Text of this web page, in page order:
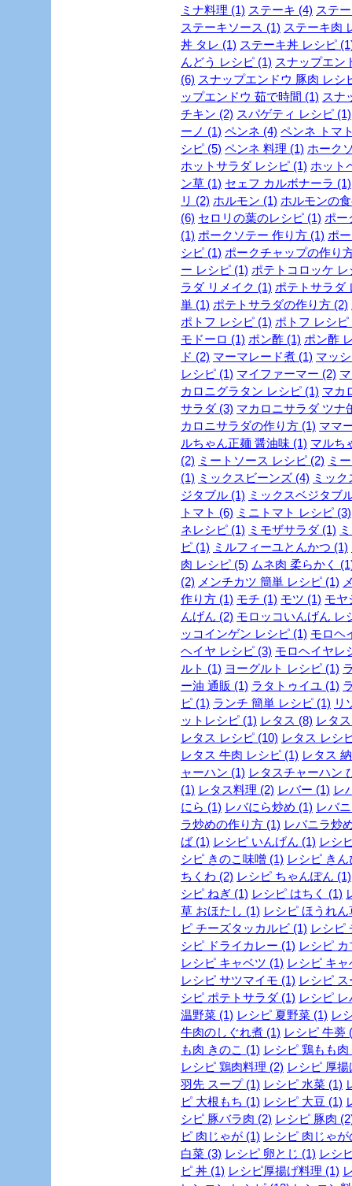
ミナ料理 (1) ステーキ (4) ステ
ステーキソース (1) ステーキ肉
丼 タレ (1) ステーキ丼 レシピ
んどう レシピ (1) スナップエン
(6) スナップエンドウ 豚肉 レシ
ップエンドウ 茹で時間 (1) スナ
チキン (2) スパゲティ レシピ (1)
ーノ (1) ペンネ (4) ペンネ トマ
シピ (5) ペンネ 料理 (1) ホーク
ホットサラダ レシピ (1) ホット
ン草 (1) セェフ カルボナーラ (1)
リ (2) ホルモン (1) ホルモンの
(6) セロリの葉のレシピ (1) ポー
(1) ポークソテー 作り方 (1) ポ
シピ (1) ポークチャップの作り
ー レシピ (1) ポテトコロッケ レ
ラダ リメイク (1) ポテトサラダ
単 (1) ポテトサラダの作り方 (2)
ポトフ レシピ (1) ポトフ レシ
モドーロ (1) ポン酢 (1) ポン酢
ド (2) マーマレード煮 (1) マッ
レシピ (1) マイファーマー (2)
カロニグラタン レシピ (1) マカ
サラダ (3) マカロニサラダ ツナ
カロニサラダの作り方 (1) ママ
ルちゃん正麺 醤油味 (1) マルち
(2) ミートソース レシピ (2) ミ
(1) ミックスビーンズ (4) ミッ
ジタブル (1) ミックスベジタブ
トマト (6) ミニトマト レシピ (3)
ネレシピ (1) ミモザサラダ (1)
ピ (1) ミルフィーユとんかつ (1)
肉 レシピ (5) ムネ肉 柔らかく
(2) メンチカツ 簡単 レシピ (1)
作り方 (1) モチ (1) モツ (1) モヤ
んげん (2) モロッコいんげん レ
ッコインゲン レシピ (1) モロヘ
ヘイヤ レシピ (3) モロヘイヤレ
ルト (1) ヨーグルト レシピ (1)
ー油 通販 (1) ラタトゥイユ (1)
ピ (1) ランチ 簡単 レシピ (1) リ
ットレシピ (1) レタス (8) レタ
レタス レシピ (10) レタス レシ
レタス 牛肉 レシピ (1) レタス
ャーハン (1) レタスチャーハン
(1) レタス料理 (2) レバー (1) レ
にら (1) レバにら炒め (1) レバ
ラ炒めの作り方 (1) レバニラ炒
ば (1) レシピ いんげん (1) レシ
シピ きのこ味噌 (1) レシピ き
ちくわ (2) レシピ ちゃんぽん (1)
シピ ねぎ (1) レシピ はちく (1)
草 おほたし (1) レシピ ほうれ
ピ チーズタッカルビ (1) レシピ
シピ ドライカレー (1) レシピ
レシピ キャベツ (1) レシピ キ
レシピ サツマイモ (1) レシピ
シピ ポテトサラダ (1) レシピ
温野菜 (1) レシピ 夏野菜 (1) レ
牛肉のしぐれ煮 (1) レシピ 牛蒡
も肉 きのこ (1) レシピ 鶏もも
レシピ 鶏肉料理 (2) レシピ 厚揚
羽先 スープ (1) レシピ 水菜 (1)
ピ 大根もち (1) レシピ 大豆 (1)
シピ 豚バラ肉 (2) レシピ 豚肉
ピ 肉じゃが (1) レシピ 肉じゃ
白菜 (3) レシピ 卵とじ (1) レシ
ピ 丼 (1) レシピ厚揚げ料理 (1)